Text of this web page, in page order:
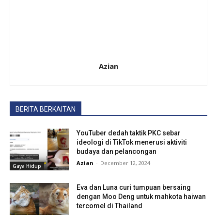
Azian
BERITA BERKAITAN
Gaya Hidup
YouTuber dedah taktik PKC sebar
ideologi di TikTok menerusi aktiviti
budaya dan pelancongan
Azian - December 12, 2024
Eva dan Luna curi tumpuan bersaing
dengan Moo Deng untuk mahkota haiwan
tercomel di Thailand